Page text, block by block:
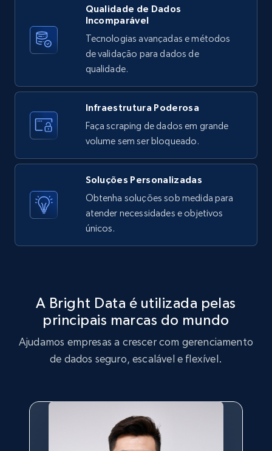
X (formerly Twitter) - Posts - Collecting
Twitter posts URLs
ID, User posted, Name, Description, Date
posted, Photos, URL, Quoted post, and more.
10.4K+ 1.2K+ Comece grátis
X (formerly Twitter) - Posts - Getting x
posts by array of profiles
ID, User posted, Name, Description, Date
posted, Photos, URL, Quoted post, and more.
TikTok - Profiles
Account id, Nickname, Biography, Awg
engagement rate, Comment engagement rate,
Like engagement rate, Bio link, Predicted lang,
Qualidade de Dados
Incomparável
Tecnologias avançadas e métodos
de validação para dados de
qualidade.
Infraestrutura Poderosa
Faça scraping de dados em grande
volume sem ser bloqueado.
Soluções Personalizadas
Obtenha soluções sob medida para
atender necessidades e objetivos
únicos.
A Bright Data é utilizada pelas
principais marcas do mundo
Ajudamos empresas a crescer com gerenciamento
de dados seguro, escalável e flexível.